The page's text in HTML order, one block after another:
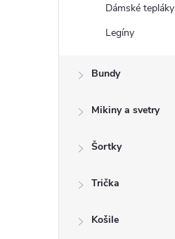
Dámské tepláky
Legíny
Bundy
Mikiny a svetry
Šortky
Trička
Košile